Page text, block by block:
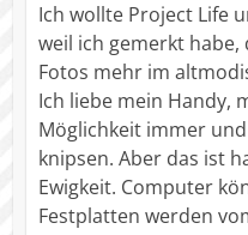
Ich wollte Project Life
weil ich gemerkt habe,
Fotos mehr im
Ich liebe mein Handy,
Möglichkeit immer
knipsen. Aber das ist
Ewigkeit. Computer
Festplatten werden